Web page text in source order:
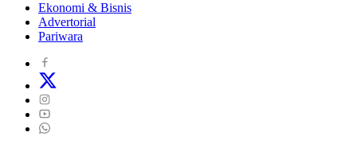
Ekonomi & Bisnis
Advertorial
Pariwara